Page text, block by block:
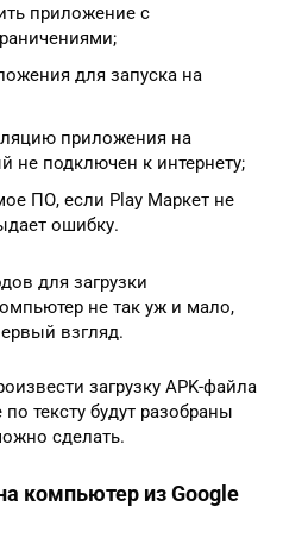
приложение с
для запуска на
приложения на
не подключен к интернету;
ПО, если Play Маркет не
ошибку.
для загрузки
не так уж и мало,
взгляд.
загрузку APK-файла
тексту будут разобраны
сделать.
компьютер из Google